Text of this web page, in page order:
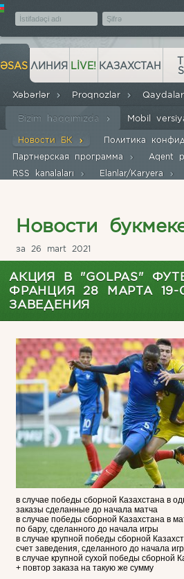
ƏSAS
Xəbərlər Proqnozlar
Bizim haqqımızda
Новости БК
Политика
Партнерская программа
Aqent
RSS kanalaları
Elanlar/Karyera
Mobil
ЛИНИЯ LIVE! КАЗАХСТАН
Новости
за 26 mart 2021
АКЦИЯ В "GOLPAS"
ФРАНЦИЯ 28 МАРТА
ЗАВЕДЕНИЯ
в случае победы сборной Казахстана в
заказы сделанные до начала матча
в случае победы сборной Казахстана в
по бару, сделанного до начала игры
в случае крупной победы сборной
счет заведения, сделанного до начала
в случае крупной сухой победы сборной
+ повтор заказа на такую же сумму